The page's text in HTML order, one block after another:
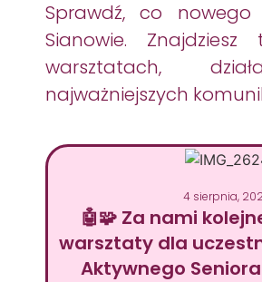
Sprawdź, co
Sianowie.
warsztatach,
najważniejszych
4 sierpnia,
🤖🧩 Za nami
warsztaty dla
Aktywnego